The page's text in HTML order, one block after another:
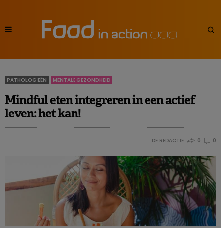
PATHOLOGIEËN MENTALE GEZONDHEID
Mindful eten integreren in een actief
leven: het kan!
DE REDACTIE 0 0